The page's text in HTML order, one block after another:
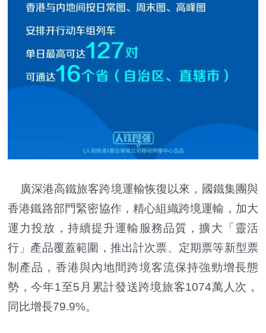
廣深港高鐵旅客跨境運輸恢復以來，國鐵集團與
香港鐵路部門緊密協作，精心組織跨境運輸，加大
運力投放，持續提升運輸服務品質，擴大「靈活
行」產品覆蓋範圍，推出計次票、定期票等新型票
制產品，香港與內地間跨境客流保持強勁增長態
勢，今年1至5月累計發送跨境旅客1074萬人次，
同比增長79.9%。